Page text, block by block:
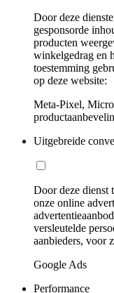
Door deze
gesponsorde
producten
winkelgedrag en
toestemming
op deze website:
Meta-Pixel,
Uitgebreide
Door deze dienst
onze online
versleutelde
aanbieders, voor
Google Ads
Performance